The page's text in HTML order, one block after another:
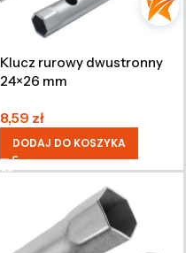
Klucz rurowy dwustronny
24×26 mm
8,59 zł
DODAJ DO KOSZYKA